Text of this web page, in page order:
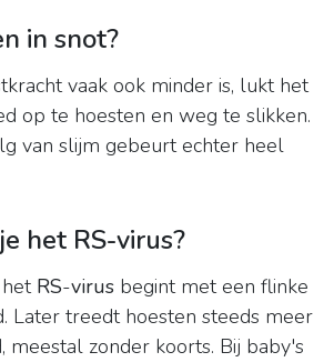
in snot?
vaak ook minder is, lukt het
op te hoesten en weg te slikken.
van slijm gebeurt echter heel
het RS-virus?
RS-virus begint met een flinke
Later treedt hoesten steeds meer
meestal zonder koorts. Bij baby's